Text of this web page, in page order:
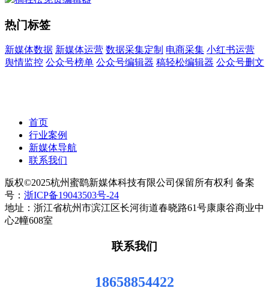
热门标签
新媒体数据 新媒体运营 数据采集定制 电商采集 小红书运营
舆情监控 公众号榜单 公众号编辑器 稿轻松编辑器 公众号删文
首页
行业案例
新媒体导航
联系我们
版权©2025杭州蜜鹞新媒体科技有限公司保留所有权利 备案
号： 浙ICP备19043503号-24
地址：浙江省杭州市滨江区长河街道春晓路61号康康谷商业中
心2幢608室
联系我们
18658854422